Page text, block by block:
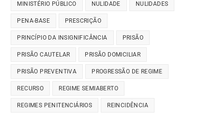
MINISTÉRIO PÚBLICO NULIDADE NULIDADES
PENA-BASE PRESCRIÇÃO
PRINCÍPIO DA INSIGNIFICÂNCIA PRISÃO
PRISÃO CAUTELAR PRISÃO DOMICILIAR
PRISÃO PREVENTIVA PROGRESSÃO DE REGIME
RECURSO REGIME SEMIABERTO
REGIMES PENITENCIÁRIOS REINCIDÊNCIA